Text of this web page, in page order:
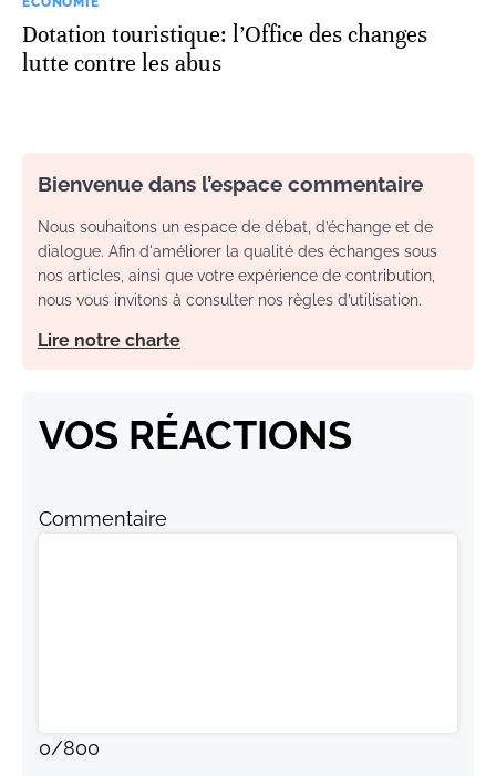
Dotation touristique: l’Office des changes
lutte contre les abus
Bienvenue dans l’espace commentaire
Nous souhaitons un espace de débat, d’échange et de
dialogue. Afin d'améliorer la qualité des échanges sous
nos articles, ainsi que votre expérience de contribution,
nous vous invitons à consulter nos règles d’utilisation.
Lire notre charte
VOS RÉACTIONS
Commentaire
0/800